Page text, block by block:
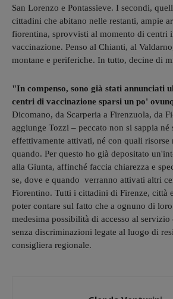
San Lorenzo e Pontassieve. I secondi,
cittadini che abitano nelle restanti, ampie
fiorentina, sprovvisti al momento di centri
vaccinazione. Penso al Chianti, al
montane e periferiche. In tutto, decine di
"In compenso, sono già stati annunciati
centri di vaccinazione sparsi un po'
Dicomano, da Scarperia a Firenzuola, da
aggiunge Tozzi – peccato non si sappia né
effettivamente attivati, né con quali risorse
quando. Per questo ho già depositato
alla Giunta, affinché faccia chiarezza e
se, dove e quando verranno attivati altri
Fiorentino. Tutti i cittadini di Firenze, città
poter contare sul fatto che a ognuno di
medesima possibilità di accesso al
senza discriminazioni legate al luogo di
consigliera regionale.